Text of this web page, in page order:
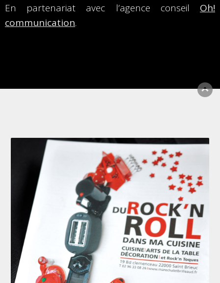
En partenariat avec l’agence conseil Oh!
communication.